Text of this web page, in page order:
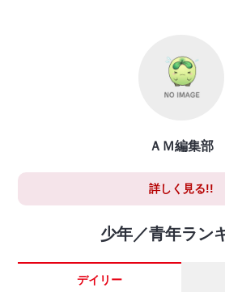
ＡＭ編集部
詳しく見る!!
少年／青年ラン
デイリー